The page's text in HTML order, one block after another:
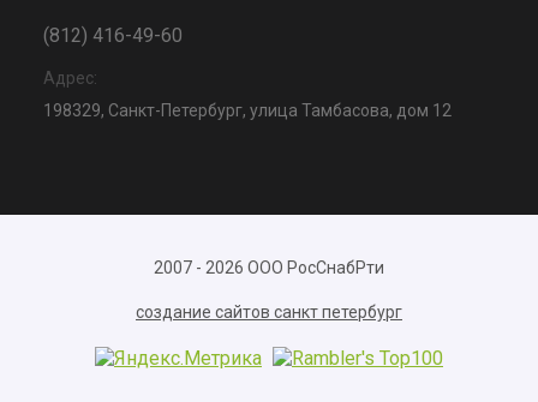
(812) 416-49-60
Адрес:
198329, Санкт-Петербург, улица Тамбасова, дом 12
2007 - 2026 ООО РосСнабРти
создание сайтов санкт петербург